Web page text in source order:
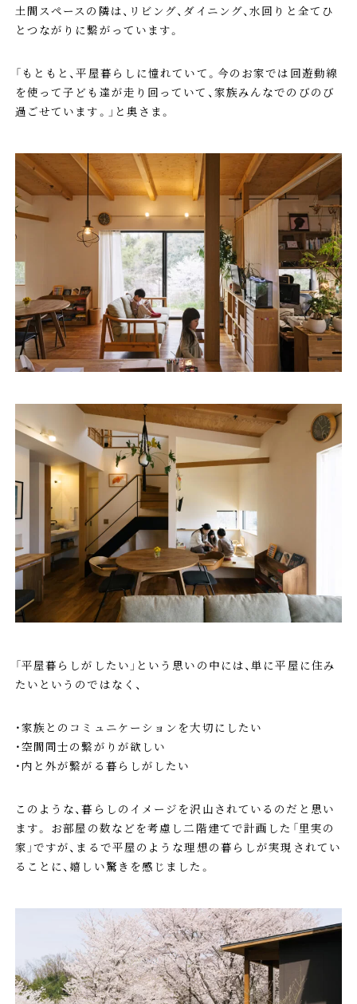
土間スペースの隣は、リビング、ダイニング、水回りと全てひ
とつながりに繋がっています。
「もともと、平屋暮らしに憧れていて。今のお家では回遊動線
を使って子ども達が走り回っていて、家族みんなでのびのび
過ごせています。」と奥さま。
「平屋暮らしがしたい」という思いの中には、単に平屋に住み
たいというのではなく、
・家族とのコミュニケーションを大切にしたい
・空間同士の繋がりが欲しい
・内と外が繋がる暮らしがしたい
このような、暮らしのイメージを沢山されているのだと思い
ます。 お部屋の数などを考慮し二階建てで計画した「里実の
家」ですが、まるで平屋のような理想の暮らしが実現されてい
ることに、嬉しい驚きを感じました。